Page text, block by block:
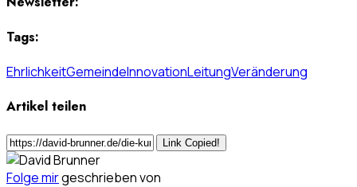
Tags:
EhrlichkeitGemeindeInnovationLeitungVeränderung
Artikel teilen
Link Copied!
Folge mirgeschrieben von